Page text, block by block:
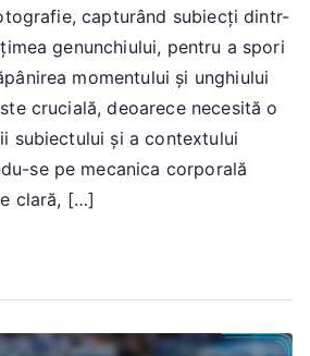
capturând subiecți dintr-
genunchiului, pentru a spori
momentului și unghiului
crucială, deoarece necesită o
subiectului și a contextului
se pe mecanica corporală
clară, […]